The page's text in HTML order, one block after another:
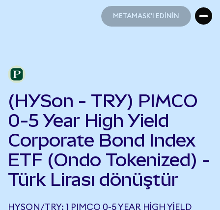
METAMASK'I EDİNİN
(HYSon - TRY) PIMCO
0-5 Year High Yield
Corporate Bond Index
ETF (Ondo Tokenized) -
Türk Lirası dönüştür
HYSON/TRY: 1 PIMCO 0-5 YEAR HIGH YIELD